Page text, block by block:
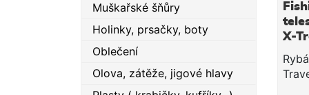
Muškařské šňůry
Holinky, prsačky, boty
Oblečení
Olova, zátěže, jigové hlavy
bez
X-
cm